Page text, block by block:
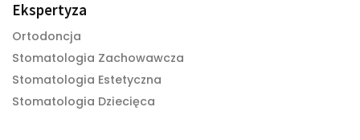
Ekspertyza
Ortodoncja
Stomatologia Zachowawcza
Stomatologia Estetyczna
Stomatologia Dziecięca